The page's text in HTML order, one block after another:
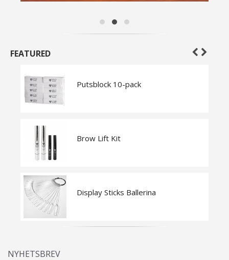
FEATURED
Putsblock 10-pack
Brow Lift Kit
Display Sticks Ballerina
NYHETSBREV